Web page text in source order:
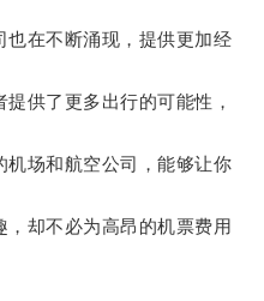
在不断涌现，提供更加经
供了更多出行的可能性，
场和航空公司，能够让你
却不必为高昂的机票费用